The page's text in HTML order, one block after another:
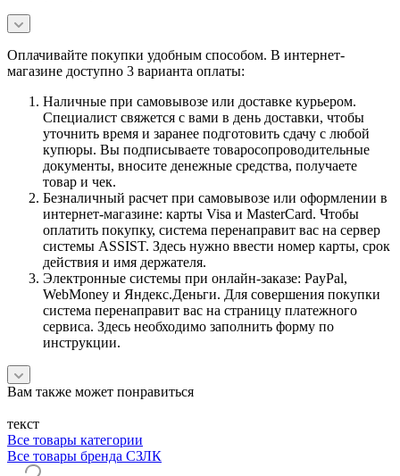
Оплачивайте покупки удобным способом. В интернет-
магазине доступно 3 варианта оплаты:
Наличные при самовывозе или доставке курьером.
Специалист свяжется с вами в день доставки, чтобы
уточнить время и заранее подготовить сдачу с любой
купюры. Вы подписываете товаросопроводительные
документы, вносите денежные средства, получаете
товар и чек.
Безналичный расчет при самовывозе или оформлении в
интернет-магазине: карты Visa и MasterCard. Чтобы
оплатить покупку, система перенаправит вас на сервер
системы ASSIST. Здесь нужно ввести номер карты, срок
действия и имя держателя.
Электронные системы при онлайн-заказе: PayPal,
WebMoney и Яндекс.Деньги. Для совершения покупки
система перенаправит вас на страницу платежного
сервиса. Здесь необходимо заполнить форму по
инструкции.
Вам также может понравиться
текст
Все товары категории
Все товары бренда СЗЛК